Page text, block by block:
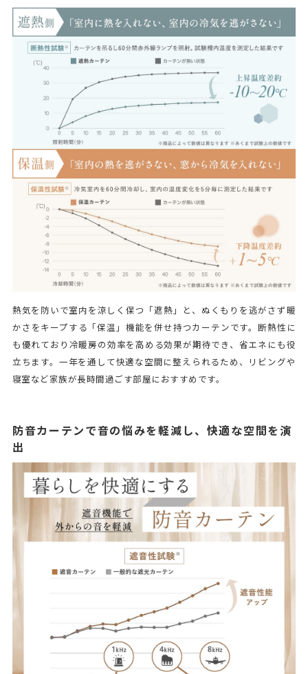
熱気を防いで室内を涼しく保つ「遮熱」と、ぬくもりを逃がさず暖
かさをキープする「保温」機能を併せ持つカーテンです。断熱性に
も優れており冷暖房の効率を高める効果が期待でき、省エネにも役
立ちます。一年を通して快適な空間に整えられるため、リビングや
寝室など家族が長時間過ごす部屋におすすめです。
防音カーテンで音の悩みを軽減し、快適な空間を演
出